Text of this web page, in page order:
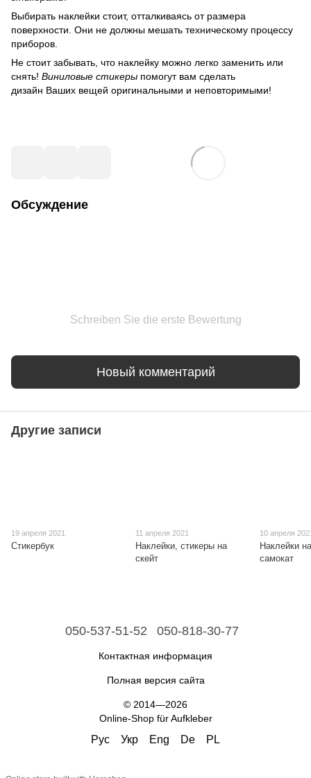
Выбирать наклейки стоит, отталкиваясь от размера
поверхности. Они не должны мешать техническому процессу
приборов.
Не стоит забывать, что наклейку можно легко заменить или
снять! Виниловые стикеры помогут вам сделать
дизайн Ваших вещей оригинальными и неповторимыми!
Обсуждение
Schreiben Sie die erste Bewertung
Новый комментарий
Другие записи
19 апреля 2021
Стикербук
11 апреля 2021
Наклейки, стикеры на
скейт
10 апреля
Наклейки
самокат
050-537-51-52 050-818-30-77
Контактная информация
Полная версия сайта
© 2014—2026
Online-Shop für Aufkleber
Рус Укр Eng De PL